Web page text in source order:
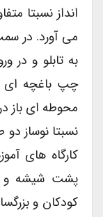
انداز نسبتا
می آورد. در
به تابلو و در
چپ باغچه ای
محوطه ای باز
نسبتا نوساز دو
کارگاه های
پشت شیشه و
کودکان و